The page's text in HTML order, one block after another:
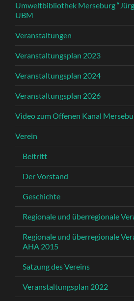
Umweltbibliothek Merseburg
UBM
Veranstaltungen
Veranstaltungsplan 2023
Veranstaltungsplan 2024
Veranstaltungsplan 2026
Video zum Offenen Kanal
Verein
Beitritt
Der Vorstand
Geschichte
Regionale und überregionale
Regionale und überregionale
AHA 2015
Satzung des Vereins
Veranstaltungsplan 2022